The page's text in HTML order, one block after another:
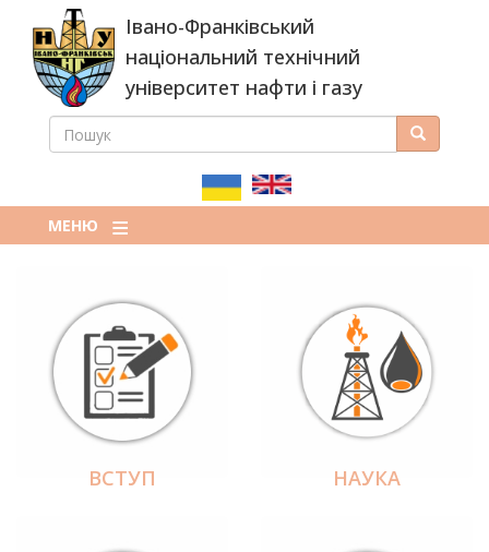
основного
вмісту
Івано-Франківський
національний технічний
університет нафти і газу
ПОШУКОВА
ПОШУК Пошук
МЕНЮ
ВСТУП НАУКА